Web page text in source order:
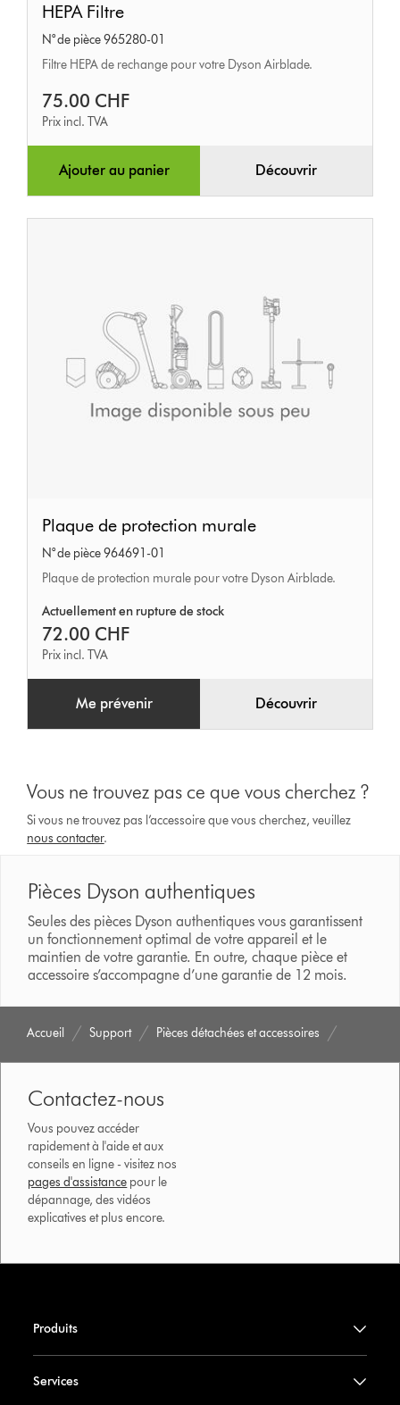
Filtre
HEPA Filtre
N° de pièce 965280-01
Filtre HEPA de rechange pour votre Dyson Airblade.
75.00 CHF
Prix incl. TVA
Ajouter au panier Découvrir
de
protection
murale
Plaque de protection murale
N° de pièce 964691-01
Plaque de protection murale pour votre Dyson Airblade.
Actuellement en rupture de stock
72.00 CHF
Prix incl. TVA
Me prévenir Découvrir
Vous ne trouvez pas ce que vous cherchez ?
Si vous ne trouvez pas l’accessoire que vous cherchez, veuillez
nous contacter.
Pièces Dyson authentiques
Seules des pièces Dyson authentiques vous garantissent
un fonctionnement optimal de votre appareil et le
maintien de votre garantie. En outre, chaque pièce et
accessoire s’accompagne d’une garantie de 12 mois.
Accueil Support Pièces détachées et accessoires
Contactez-nous
Vous pouvez accéder
rapidement à l'aide et aux
conseils en ligne - visitez nos
pages d'assistance pour le
dépannage, des vidéos
explicatives et plus encore.
Produits
Services